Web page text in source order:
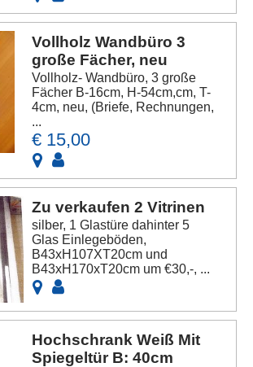
Vollholz Wandbüro 3
große Fächer, neu
Vollholz- Wandbüro, 3 große
Fächer B-16cm, H-54cm,cm, T-
4cm, neu, (Briefe, Rechnungen,
...
€ 15,00
Zu verkaufen 2 Vitrinen
silber, 1 Glastüre dahinter 5
Glas Einlegeböden,
B43xH107XT20cm und
B43xH170xT20cm um €30,-, ...
Hochschrank Weiß Mit
Spiegeltür B: 40cm